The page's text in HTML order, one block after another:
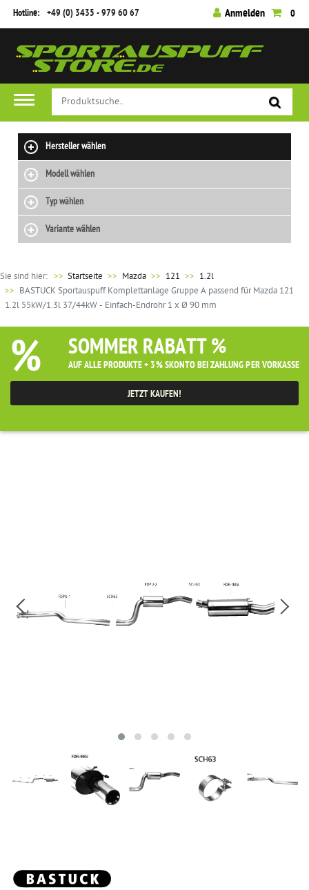
Hotline: +49 (0) 3435 - 979 60 67 Anmelden 0
Hersteller wählen
Modell wählen
Typ wählen
Variante wählen
Sie sind hier: >> Startseite Mazda 121
1.2l
BASTUCK Sportauspuff Komplettanlage Gruppe A passend für Mazda 121
1.2l 55kW/1.3l 37/44kW - Einfach-Endrohr 1 x Ø 90 mm
% SOMMER RABATT %
AUF ALLE PRODUKTE + 3% SKONTO BEI ZAHLUNG PER VORKASSE
JETZT KAUFEN!